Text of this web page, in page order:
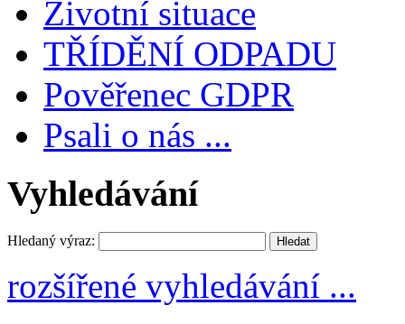
Životní situace
TŘÍDĚNÍ ODPADU
Pověřenec GDPR
Psali o nás ...
Vyhledávání
Hledaný výraz:
rozšířené vyhledávání ...